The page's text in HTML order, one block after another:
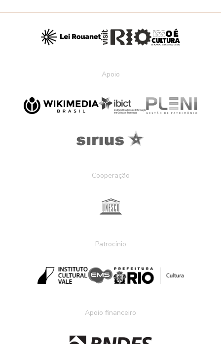
Apoio
Cooperação
Patrocínio
Apoio financeiro